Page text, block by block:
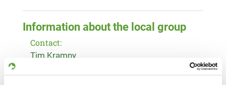
Information about the local group
Contact:
Tim Kramny